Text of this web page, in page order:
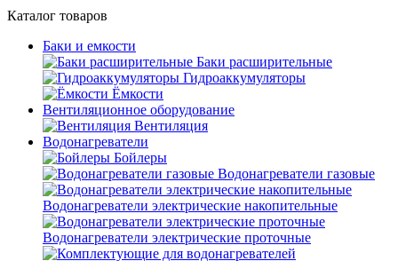
Каталог товаров
Баки и емкости
Баки расширительные
Гидроаккумуляторы
Ёмкости
Вентиляционное оборудование
Вентиляция
Водонагреватели
Бойлеры
Водонагреватели газовые
Водонагреватели электрические накопительные
Водонагреватели электрические проточные